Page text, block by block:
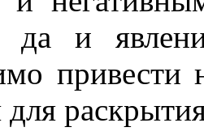
да и
привести